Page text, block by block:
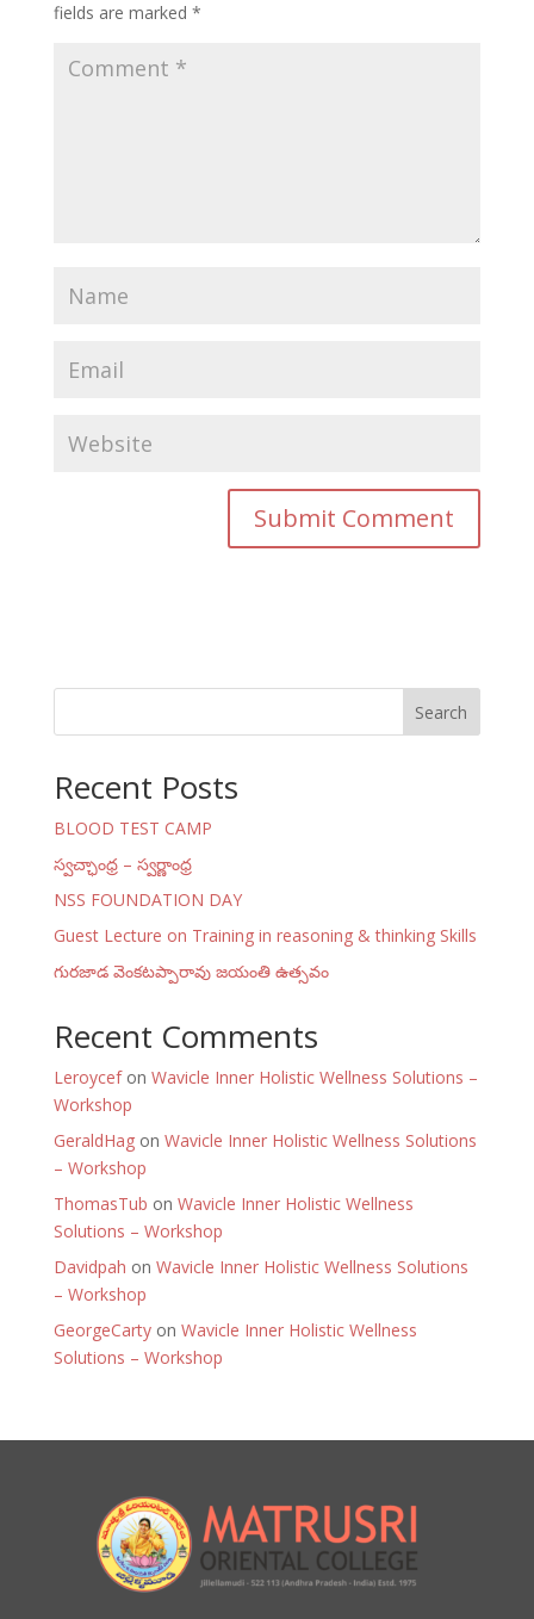
fields are marked *
Search
Recent Posts
BLOOD TEST CAMP
స్వచ్ఛాంధ్ర – స్వర్ణాంధ్ర
NSS FOUNDATION DAY
Guest Lecture on Training in reasoning & thinking Skills
గురజాడ వెంకటప్పారావు జయంతి ఉత్సవం
Recent Comments
Leroycefon Wavicle Inner Holistic Wellness Solutions –
Workshop
GeraldHagon Wavicle Inner Holistic Wellness Solutions
– Workshop
ThomasTub on Wavicle Inner Holistic Wellness
Solutions – Workshop
Davidpah on Wavicle Inner Holistic Wellness Solutions
– Workshop
GeorgeCartyon Wavicle Inner Holistic Wellness
Solutions – Workshop